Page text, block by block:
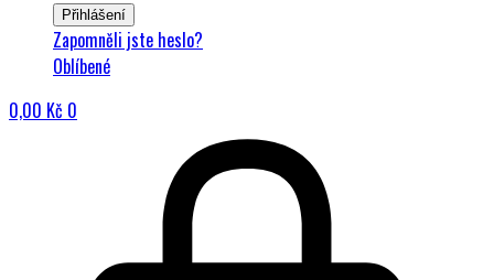
Přihlášení
Zapomněli jste heslo?
Oblíbené
0,00 Kč 0